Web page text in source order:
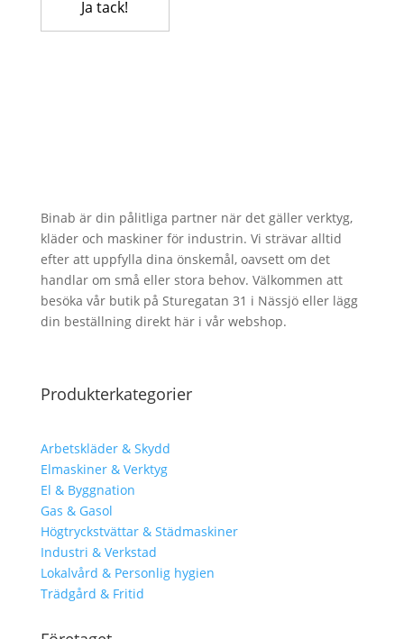
Binab är din pålitliga partner när det gäller verktyg,
kläder och maskiner för industrin. Vi strävar alltid
efter att uppfylla dina önskemål, oavsett om det
handlar om små eller stora behov. Välkommen att
besöka vår butik på Sturegatan 31 i Nässjö eller lägg
din beställning direkt här i vår webshop.
Produkterkategorier
Arbetskläder & Skydd
Elmaskiner & Verktyg
El & Byggnation
Gas & Gasol
Högtryckstvättar & Städmaskiner
Industri & Verkstad
Lokalvård & Personlig hygien
Trädgård & Fritid